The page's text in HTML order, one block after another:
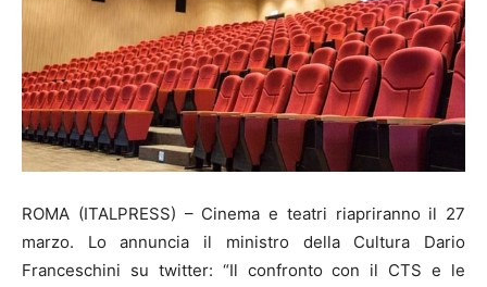
ROMA (ITALPRESS) – Cinema e teatri riapriranno il 27
marzo. Lo annuncia il ministro della Cultura Dario
Franceschini su twitter: “Il confronto con il CTS e le